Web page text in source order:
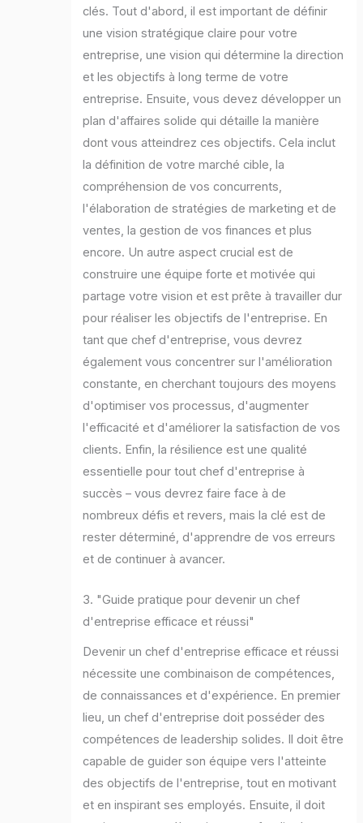
clés. Tout d'abord, il est important de définir
une vision stratégique claire pour votre
entreprise, une vision qui détermine la direction
et les objectifs à long terme de votre
entreprise. Ensuite, vous devez développer un
plan d'affaires solide qui détaille la manière
dont vous atteindrez ces objectifs. Cela inclut
la définition de votre marché cible, la
compréhension de vos concurrents,
l'élaboration de stratégies de marketing et de
ventes, la gestion de vos finances et plus
encore. Un autre aspect crucial est de
construire une équipe forte et motivée qui
partage votre vision et est prête à travailler dur
pour réaliser les objectifs de l'entreprise. En
tant que chef d'entreprise, vous devrez
également vous concentrer sur l'amélioration
constante, en cherchant toujours des moyens
d'optimiser vos processus, d'augmenter
l'efficacité et d'améliorer la satisfaction de vos
clients. Enfin, la résilience est une qualité
essentielle pour tout chef d'entreprise à
succès – vous devrez faire face à de
nombreux défis et revers, mais la clé est de
rester déterminé, d'apprendre de vos erreurs
et de continuer à avancer.
3. "Guide pratique pour devenir un chef
d'entreprise efficace et réussi"
Devenir un chef d'entreprise efficace et réussi
nécessite une combinaison de compétences,
de connaissances et d'expérience. En premier
lieu, un chef d'entreprise doit posséder des
compétences de leadership solides. Il doit être
capable de guider son équipe vers l'atteinte
des objectifs de l'entreprise, tout en motivant
et en inspirant ses employés. Ensuite, il doit